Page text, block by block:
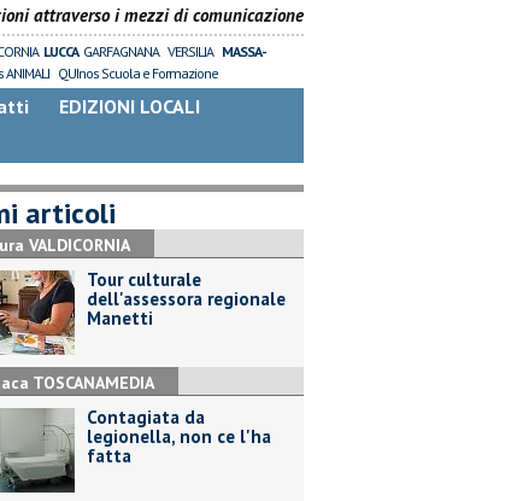
attraverso i mezzi di comunicazione
LUCCA GARFAGNANA VERSILIA MASSA-
ANIMALI QUInos Scuola e Formazione
EDIZIONI LOCALI
articoli
VALDICORNIA
Tour culturale
dell'assessora regionale
Manetti
TOSCANAMEDIA
Contagiata da
legionella, non ce l'ha
fatta